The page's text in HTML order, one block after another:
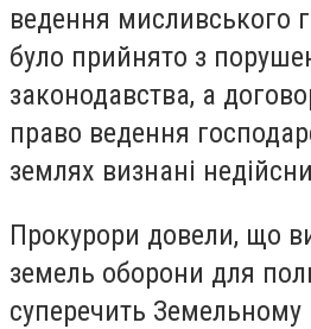
ведення мисливського
було прийнято з
законодавства, а
право ведення
землях визнані
Прокурори довели, що
земель оборони для
суперечить Земельному